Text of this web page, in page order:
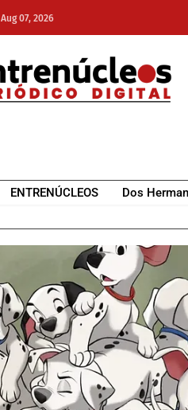
Aug 07, 2026
ENTRENÚCLEOS Dos